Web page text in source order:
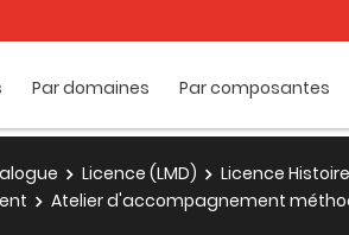
Par domaines Par composantes
Licence (LMD) Licence Histoire
Atelier d'accompagnement